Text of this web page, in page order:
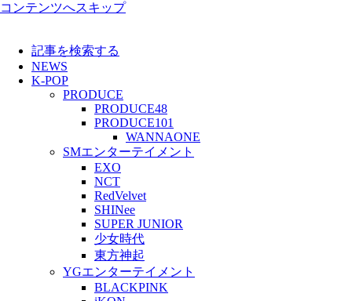
コンテンツへスキップ
記事を検索する
NEWS
K-POP
PRODUCE
PRODUCE48
PRODUCE101
WANNAONE
SMエンターテイメント
EXO
NCT
RedVelvet
SHINee
SUPER JUNIOR
少女時代
東方神起
YGエンターテイメント
BLACKPINK